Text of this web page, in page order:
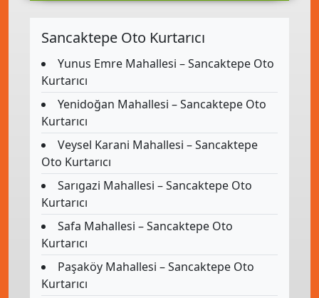
Sancaktepe Oto Kurtarıcı
Yunus Emre Mahallesi – Sancaktepe Oto
Kurtarıcı
Yenidoğan Mahallesi – Sancaktepe Oto
Kurtarıcı
Veysel Karani Mahallesi – Sancaktepe
Oto Kurtarıcı
Sarıgazi Mahallesi – Sancaktepe Oto
Kurtarıcı
Safa Mahallesi – Sancaktepe Oto
Kurtarıcı
Paşaköy Mahallesi – Sancaktepe Oto
Kurtarıcı